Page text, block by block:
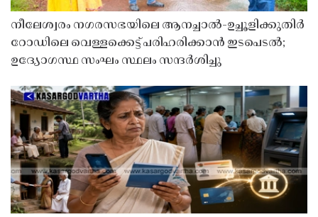
നീലേശ്വരം നഗരസഭയിലെ ആനച്ചാൽ-ഉച്ചൂളിക്കുതിർ
റോഡിലെ വെള്ളക്കെട്ട് പരിഹരിക്കാൻ ഇടപെടൽ;
ഉദ്യോഗസ്ഥ സംഘം സ്ഥലം സന്ദർശിച്ചു